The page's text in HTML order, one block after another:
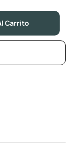
Carrito